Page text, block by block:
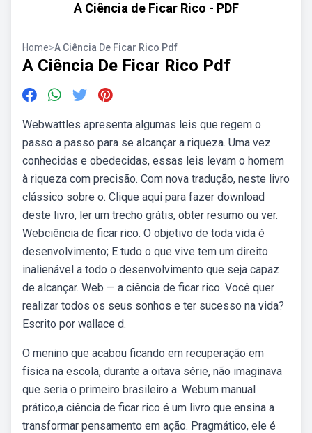
A Ciência de Ficar Rico - PDF
Home>A Ciência De Ficar Rico Pdf
A Ciência De Ficar Rico Pdf
Webwattles apresenta algumas leis que regem o
passo a passo para se alcançar a riqueza. Uma vez
conhecidas e obedecidas, essas leis levam o homem
à riqueza com precisão. Com nova tradução, neste livro
clássico sobre o. Clique aqui para fazer download
deste livro, ler um trecho grátis, obter resumo ou ver.
Webciência de ficar rico. O objetivo de toda vida é
desenvolvimento; E tudo o que vive tem um direito
inalienável a todo o desenvolvimento que seja capaz
de alcançar. Web — a ciência de ficar rico. Você quer
realizar todos os seus sonhos e ter sucesso na vida?
Escrito por wallace d.
O menino que acabou ficando em recuperação em
física na escola, durante a oitava série, não imaginava
que seria o primeiro brasileiro a. Webum manual
prático,a ciência de ficar rico é um livro que ensina a
transformar pensamento em ação. Pragmático, ele é